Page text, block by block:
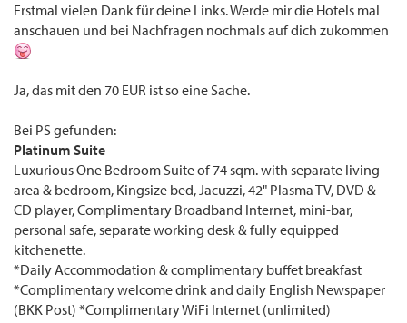
Erstmal vielen Dank für deine Links. Werde mir die Hotels mal
anschauen und bei Nachfragen nochmals auf dich zukommen
Ja, das mit den 70 EUR ist so eine Sache.
Bei PS gefunden:
Platinum Suite
Luxurious One Bedroom Suite of 74 sqm. with separate living
area & bedroom, Kingsize bed, Jacuzzi, 42" Plasma TV, DVD &
CD player, Complimentary Broadband Internet, mini-bar,
personal safe, separate working desk & fully equipped
kitchenette.
*Daily Accommodation & complimentary buffet breakfast
*Complimentary welcome drink and daily English Newspaper
(BKK Post) *Complimentary WiFi Internet (unlimited)